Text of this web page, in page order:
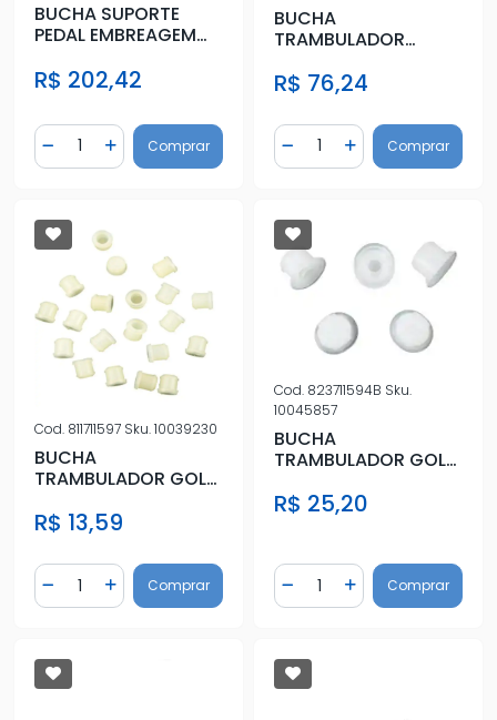
BUCHA SUPORTE
PEDAL EMBREAGEM
R$ 202,42
Diminuir Quantidade
Quantidade
Adicionar Quantidade
Comprar
BUCHA
TRAMBULADOR
ECOSPORT
R$ 76,24
Diminuir Quantidade
Quantidade
AdicionarComprar
Cod. 811711597 Sku.10039230
BUCHA
TRAMBULADOR GOL
R$ 13,59
Diminuir Quantidade
Quantidade
Adicionar Quantidade
Comprar
Cod. 823711594B Sku.
10045857
BUCHA
TRAMBULADOR GOL
R$ 25,20
Diminuir Quantidade
Quantidade
AdicionarComprar